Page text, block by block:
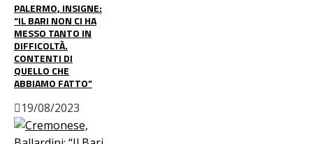
PALERMO, INSIGNE:
“IL BARI NON CI HA
MESSO TANTO IN
DIFFICOLTÀ.
CONTENTI DI
QUELLO CHE
ABBIAMO FATTO”
19/08/2023